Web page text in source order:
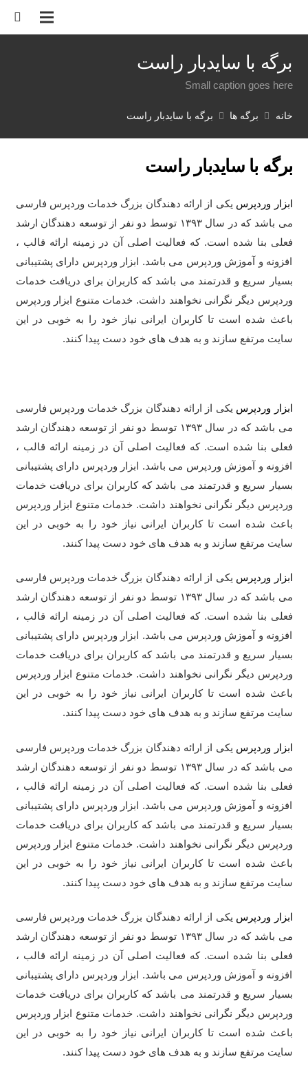
برگه با سایدبار راست
Small caption goes here
خانه برگه ها برگه با سایدبار راست
برگه با سایدبار راست
ابزار وردپرس یکی از ارائه دهندگان بزرگ خدمات وردپرس فارسی
می باشد که در سال ۱۳۹۳ توسط دو نفر از توسعه دهندگان ارشد
فعلی بنا شده است. که فعالیت اصلی آن در زمینه ارائه قالب ،
افزونه و آموزش وردپرس می باشد. ابزار وردپرس دارای پشتیبانی
بسیار سریع و قدرتمند می باشد که کاربران برای دریافت خدمات
وردپرس دیگر نگرانی نخواهند داشت. خدمات متنوع ابزار وردپرس
باعث شده است تا کاربران ایرانی نیاز خود را به خوبی در این
سایت مرتفع سازند و به هدف های خود دست پیدا کنند.
ابزار وردپرس یکی از ارائه دهندگان بزرگ خدمات وردپرس فارسی
می باشد که در سال ۱۳۹۳ توسط دو نفر از توسعه دهندگان ارشد
فعلی بنا شده است. که فعالیت اصلی آن در زمینه ارائه قالب ،
افزونه و آموزش وردپرس می باشد. ابزار وردپرس دارای پشتیبانی
بسیار سریع و قدرتمند می باشد که کاربران برای دریافت خدمات
وردپرس دیگر نگرانی نخواهند داشت. خدمات متنوع ابزار وردپرس
باعث شده است تا کاربران ایرانی نیاز خود را به خوبی در این
سایت مرتفع سازند و به هدف های خود دست پیدا کنند.
ابزار وردپرس یکی از ارائه دهندگان بزرگ خدمات وردپرس فارسی
می باشد که در سال ۱۳۹۳ توسط دو نفر از توسعه دهندگان ارشد
فعلی بنا شده است. که فعالیت اصلی آن در زمینه ارائه قالب ،
افزونه و آموزش وردپرس می باشد. ابزار وردپرس دارای پشتیبانی
بسیار سریع و قدرتمند می باشد که کاربران برای دریافت خدمات
وردپرس دیگر نگرانی نخواهند داشت. خدمات متنوع ابزار وردپرس
باعث شده است تا کاربران ایرانی نیاز خود را به خوبی در این
سایت مرتفع سازند و به هدف های خود دست پیدا کنند.
ابزار وردپرس یکی از ارائه دهندگان بزرگ خدمات وردپرس فارسی
می باشد که در سال ۱۳۹۳ توسط دو نفر از توسعه دهندگان ارشد
فعلی بنا شده است. که فعالیت اصلی آن در زمینه ارائه قالب ،
افزونه و آموزش وردپرس می باشد. ابزار وردپرس دارای پشتیبانی
بسیار سریع و قدرتمند می باشد که کاربران برای دریافت خدمات
وردپرس دیگر نگرانی نخواهند داشت. خدمات متنوع ابزار وردپرس
باعث شده است تا کاربران ایرانی نیاز خود را به خوبی در این
سایت مرتفع سازند و به هدف های خود دست پیدا کنند.
ابزار وردپرس یکی از ارائه دهندگان بزرگ خدمات وردپرس فارسی
می باشد که در سال ۱۳۹۳ توسط دو نفر از توسعه دهندگان ارشد
فعلی بنا شده است. که فعالیت اصلی آن در زمینه ارائه قالب ،
افزونه و آموزش وردپرس می باشد. ابزار وردپرس دارای پشتیبانی
بسیار سریع و قدرتمند می باشد که کاربران برای دریافت خدمات
وردپرس دیگر نگرانی نخواهند داشت. خدمات متنوع ابزار وردپرس
باعث شده است تا کاربران ایرانی نیاز خود را به خوبی در این
سایت مرتفع سازند و به هدف های خود دست پیدا کنند.